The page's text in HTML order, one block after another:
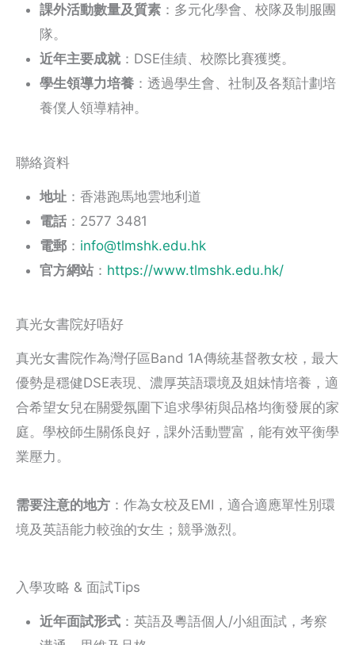
課外活動數量及質素 ：多元化學會、校隊及制服團
隊。
近年主要成就 ：DSE佳績、校際比賽獲獎。
學生領導力培養 ：透過學生會、社制及各類計劃培
養僕人領導精神。
聯絡資料
地址 ：香港跑馬地雲地利道
電話 ：2577 3481
電郵 ： info@tlmshk.edu.hk
官方網站 ： https://www.tlmshk.edu.hk/
真光女書院好唔好
真光女書院作為灣仔區Band 1A傳統基督教女校，最大
優勢是穩健DSE表現、濃厚英語環境及姐妹情培養，適
合希望女兒在關愛氛圍下追求學術與品格均衡發展的家
庭。學校師生關係良好，課外活動豐富，能有效平衡學
業壓力。
需要注意的地方 ：作為女校及EMI，適合適應單性別環
境及英語能力較強的女生；競爭激烈。
入學攻略 & 面試Tips
近年面試形式 ：英語及粵語個人/小組面試，考察